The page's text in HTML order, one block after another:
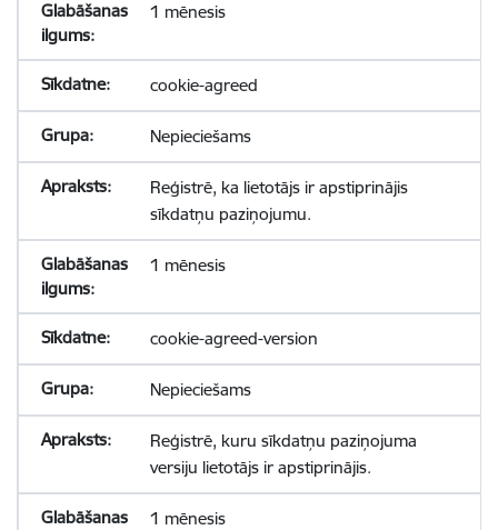
1 mēnesis
cookie-agreed
Nepieciešams
Reģistrē, ka lietotājs ir apstiprinājis
sīkdatņu paziņojumu.
1 mēnesis
cookie-agreed-version
Nepieciešams
Reģistrē, kuru sīkdatņu paziņojuma
versiju lietotājs ir apstiprinājis.
1 mēnesis